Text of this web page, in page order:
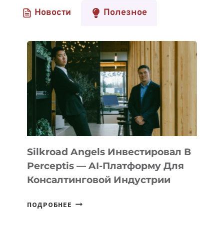
Новости Полезное
Silkroad Angels Инвестировал В
Perceptis — AI-Платформу Для
Консалтинговой Индустрии
ПОДРОБНЕЕ SILKROAD